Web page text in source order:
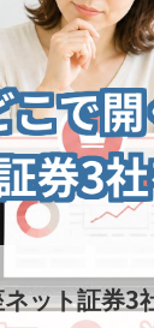
ット証券3